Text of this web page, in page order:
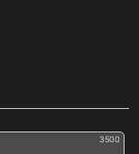
3500